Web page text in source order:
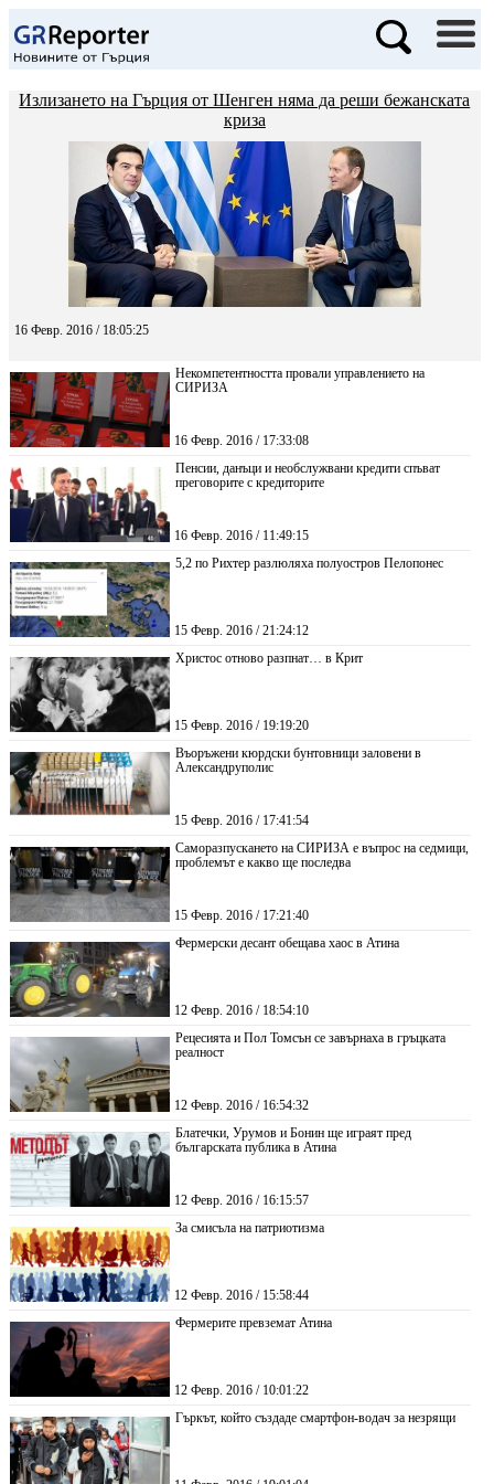
Излизането на Гърция от Шенген няма да реши бежанската
криза
16 Февр. 2016 / 18:05:25
Некомпетентността провали управлението на
СИРИЗА
16 Февр. 2016 / 17:33:08
Пенсии, данъци и необслужвани кредити спъват
преговорите с кредиторите
16 Февр. 2016 / 11:49:15
5,2 по Рихтер разлюляха полуостров Пелопонес
15 Февр. 2016 / 21:24:12
Христос отново разпнат… в Крит
15 Февр. 2016 / 19:19:20
Въоръжени кюрдски бунтовници заловени в
Александруполис
15 Февр. 2016 / 17:41:54
Саморазпускането на СИРИЗА е въпрос на седмици,
проблемът е какво ще последва
15 Февр. 2016 / 17:21:40
Фермерски десант обещава хаос в Атина
12 Февр. 2016 / 18:54:10
Рецесията и Пол Томсън се завърнаха в гръцката
реалност
12 Февр. 2016 / 16:54:32
Блатечки, Урумов и Бонин ще играят пред
българската публика в Атина
12 Февр. 2016 / 16:15:57
За смисъла на патриотизма
12 Февр. 2016 / 15:58:44
Фермерите превземат Атина
12 Февр. 2016 / 10:01:22
Гъркът, който създаде смартфон-водач за незрящи